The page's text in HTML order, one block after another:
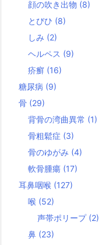
顔の吹き出物 (8)
とびひ (8)
しみ (2)
ヘルペス (9)
疥癬 (16)
糖尿病 (9)
骨 (29)
背骨の湾曲異常 (1)
骨粗鬆症 (3)
骨のゆがみ (4)
軟骨腫瘍 (17)
耳鼻咽喉 (127)
喉 (52)
声帯ポリープ (2)
鼻 (23)